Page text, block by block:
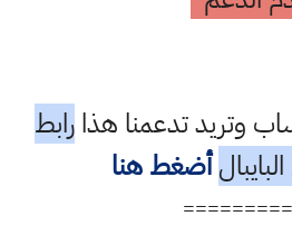
وتريد تدعمنا هذارابط
أضغط هنا